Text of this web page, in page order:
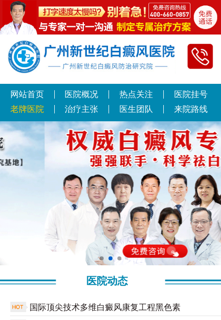
网站首页 医院概况 热点关注
医院挂号
老牌医院
治疗主张 医生团队 来院路线
医院动态
国际顶尖技术多维白癜风康复工程黑色素